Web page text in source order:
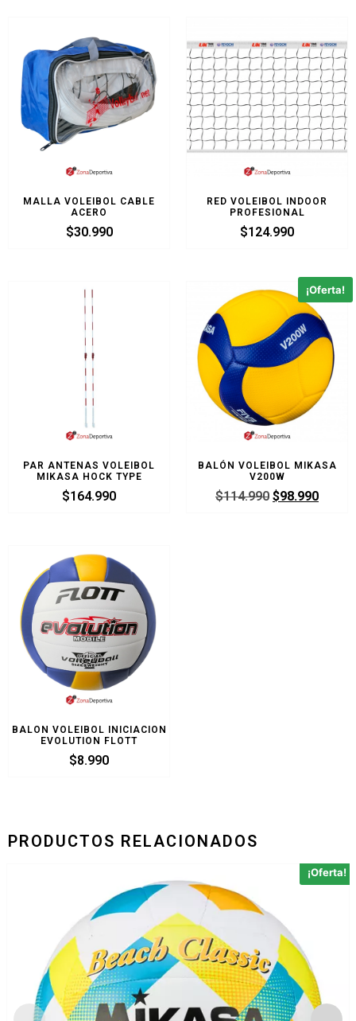
MALLA VOLEIBOL CABLE
ACERO
$30.990
RED VOLEIBOL INDOOR
PROFESIONAL
$124.990
PAR ANTENAS VOLEIBOL
MIKASA HOCK TYPE
$164.990
¡Oferta!
BALÓN VOLEIBOL MIKASA
V200W
$114.990 $98.990
BALON VOLEIBOL INICIACION
EVOLUTION FLOTT
$8.990
PRODUCTOS RELACIONADOS
¡Oferta!